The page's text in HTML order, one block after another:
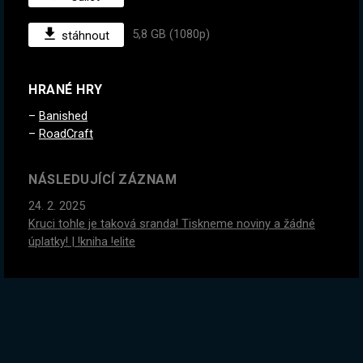
stáhnout 5,8 GB (1080p)
HRANÉ HRY
Banished
RoadCraft
NÁSLEDUJÍCÍ ZÁZNAM
24. 2. 2025
Kruci tohle je taková sranda! Tiskneme noviny a žádné
úplatky! | !kniha !elite